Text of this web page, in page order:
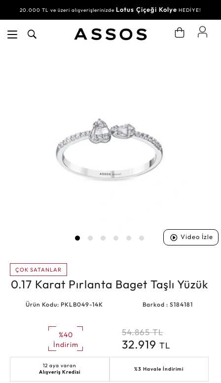
20.000 TL ve üzeri alışverişlerinizde Lotus Çiçeği Kolye HEDİYE!
Video İzle
ÇOK SATANLAR
0.17 Karat Pırlanta Baget Taşlı Yüzük
Ürün Kodu: PKLB049-14K Barkod : S184181
%40
İndirim
54.865 TL
32.919 TL
12 aya varan
Alışveriş Kredisi
%3 Havale İndirimi